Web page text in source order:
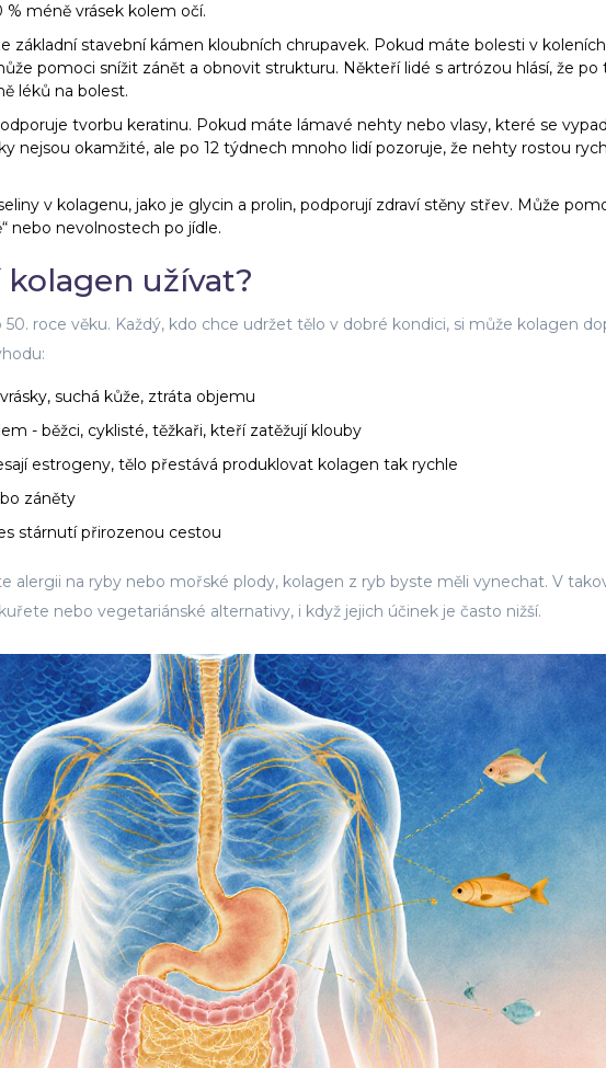
méně vrásek kolem očí.
základní stavební kámen kloubních chrupavek. Pokud máte bolesti v
pomoci snížit zánět a obnovit strukturu. Někteří lidé s artrózou hlásí, že po
léků na bolest.
tvorbu keratinu. Pokud máte lámavé nehty nebo vlasy, které se
nejsou okamžité, ale po 12 týdnech mnoho lidí pozoruje, že nehty rostou
v kolagenu, jako je glycin a prolin, podporují zdraví stěny střev. Může
nebo nevolnostech po jídle.
užívat?
roce věku. Každý, kdo chce udržet tělo v dobré kondici, si může kolagen
suchá kůže, ztráta objemu
- běžci, cyklisté, těžkaři, kteří zatěžují klouby
estrogeny, tělo přestává produklovat kolagen tak rychle
záněty
stárnutí přirozenou cestou
alergii na ryby nebo mořské plody, kolagen z ryb byste měli vynechat. V
nebo vegetariánské alternativy, i když jejich účinek je často nižší.